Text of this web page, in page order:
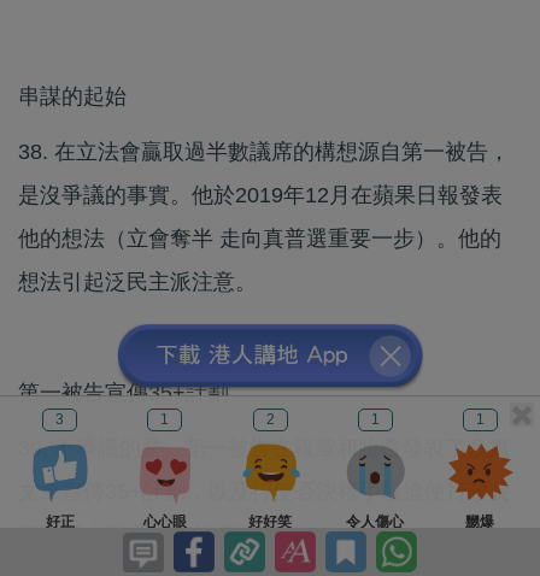
串謀的起始
38. 在立法會贏取過半數議席的構想源自第一被告，
是沒爭議的事實。他於2019年12月在蘋果日報發表
他的想法（立會奪半 走向真普選重要一步）。他的
想法引起泛民主派注意。
第一被告宣傳35+計劃
39. 不爭議的是，第一被告在報章和臉書發表了多篇
文章宣傳35+計劃，以及行使否決權手段迫使行政長
官對五大訴求讓步的想法。
3
好正
1
心心眼
2
好好笑
1
令人傷心
1
嬲爆